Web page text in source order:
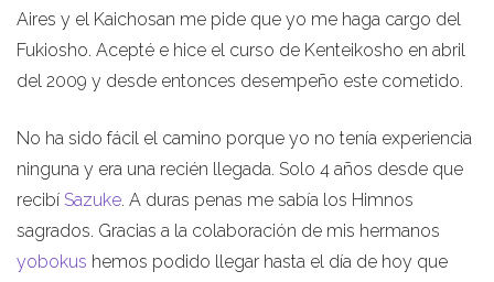
Aires y el Kaichosan me pide que yo me haga cargo del
Fukiosho. Acepté e hice el curso de Kenteikosho en abril
del 2009 y desde entonces desempeño este cometido.
No ha sido fácil el camino porque yo no tenía experiencia
ninguna y era una recién llegada. Solo 4 años desde que
recibí Sazuke. A duras penas me sabía los Himnos
sagrados. Gracias a la colaboración de mis hermanos
yobokus hemos podido llegar hasta el día de hoy que